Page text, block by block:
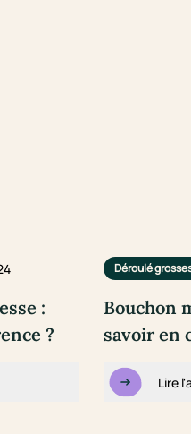
:
?
Déroulé
Bouchon
savoir en
Lire